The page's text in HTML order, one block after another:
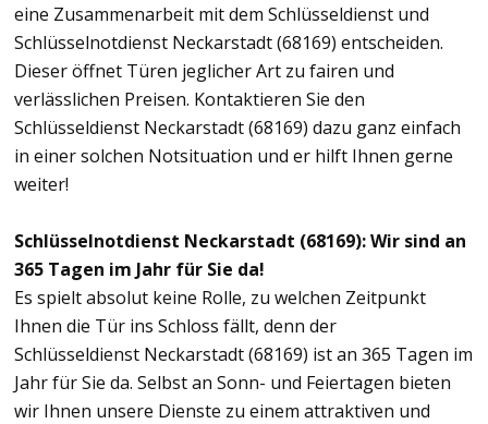
eine Zusammenarbeit mit dem Schlüsseldienst und
Schlüsselnotdienst Neckarstadt (68169) entscheiden.
Dieser öffnet Türen jeglicher Art zu fairen und
verlässlichen Preisen. Kontaktieren Sie den
Schlüsseldienst Neckarstadt (68169) dazu ganz einfach
in einer solchen Notsituation und er hilft Ihnen gerne
weiter!
Schlüsselnotdienst Neckarstadt (68169): Wir sind an
365 Tagen im Jahr für Sie da!
Es spielt absolut keine Rolle, zu welchen Zeitpunkt
Ihnen die Tür ins Schloss fällt, denn der
Schlüsseldienst Neckarstadt (68169) ist an 365 Tagen im
Jahr für Sie da. Selbst an Sonn- und Feiertagen bieten
wir Ihnen unsere Dienste zu einem attraktiven und